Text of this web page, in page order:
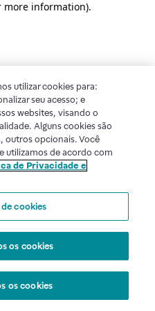
more information).
utilizar cookies para:
seu acesso; e
websites, visando o
Alguns cookies são
outros opcionais. Você
utilizamos de acordo com
de Privacidade e
cookies
os cookies
os cookies